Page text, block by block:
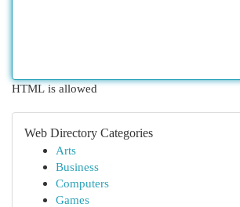
HTML is allowed
Web Directory Categories
Arts
Business
Computers
Games